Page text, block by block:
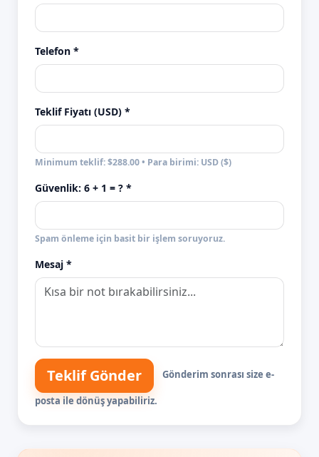
Telefon *
Teklif Fiyatı (USD) *
Minimum teklif: $288.00 • Para birimi: USD ($)
Güvenlik: 6 + 1 = ? *
Spam önleme için basit bir işlem soruyoruz.
Mesaj *
Teklif Gönder Gönderim sonrası size e-
posta ile dönüş yapabiliriz.